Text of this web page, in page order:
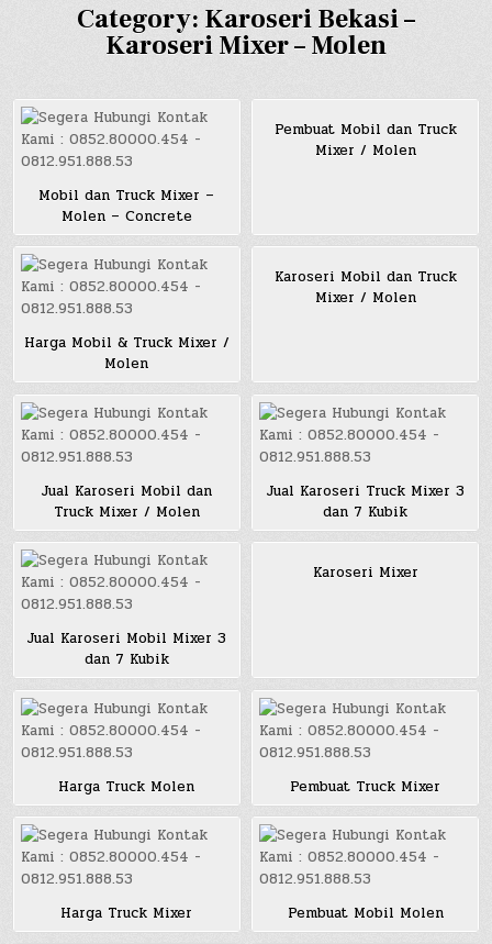
Category: Karoseri Bekasi –
Karoseri Mixer – Molen
Mobil dan Truck Mixer –
Molen – Concrete
Pembuat Mobil dan Truck
Mixer / Molen
Harga Mobil & Truck Mixer /
Molen
Karoseri Mobil dan Truck
Mixer / Molen
Jual Karoseri Mobil dan
Truck Mixer / Molen
Jual Karoseri Truck Mixer 3
dan 7 Kubik
Jual Karoseri Mobil Mixer 3
dan 7 Kubik
Karoseri Mixer
Harga Truck Molen Pembuat Truck Mixer
Harga Truck Mixer Pembuat Mobil Molen